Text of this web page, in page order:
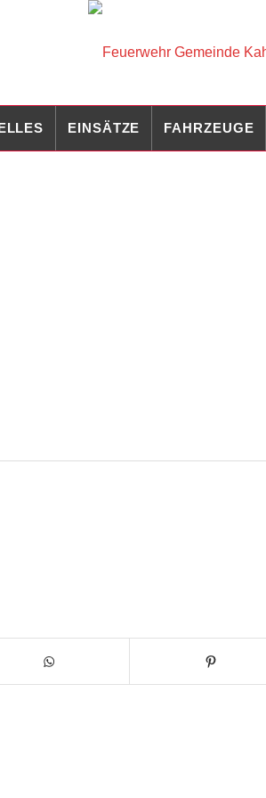
EINSÄTZE FAHRZEUGE